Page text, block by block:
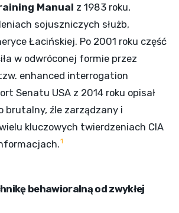
Manual z 1983 roku,
sojuszniczych służb,
Łacińskiej. Po 2001 roku część
w odwróconej formie przez
enhanced interrogation
Senatu USA z 2014 roku opisał
brutalny, źle zarządzany i
kluczowych twierdzeniach CIA
1
behawioralną od zwykłej